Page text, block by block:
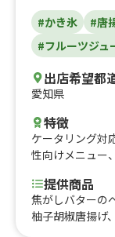
#かき氷 #唐
#フルーツジュ
出店希望都
愛知県
特徴
ケータリング対
性向けメニュー、
提供商品
焦がしバターの
柚子胡椒唐揚げ